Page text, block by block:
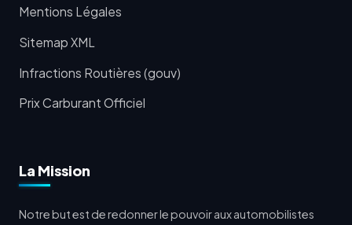
Mentions Légales
Sitemap XML
Infractions Routières (gouv)
Prix Carburant Officiel
La Mission
Notre but est de redonner le pouvoir aux automobilistes